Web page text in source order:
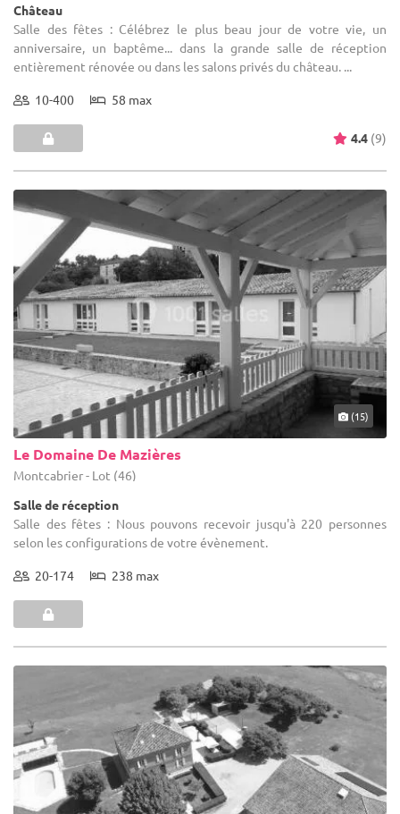
Château
Salle des fêtes : Célébrez le plus beau jour de votre vie, un
anniversaire, un baptême... dans la grande salle de réception
entièrement rénovée ou dans les salons privés du château. ...
10-400 58 max
4.4 (9)
(15)
Le Domaine De Mazières
Montcabrier - Lot (46)
Salle de réception
Salle des fêtes : Nous pouvons recevoir jusqu'à 220 personnes
selon les configurations de votre évènement.
20-174 238 max